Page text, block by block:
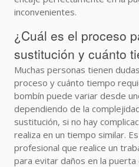
inconvenientes.
¿Cuál es el proceso
sustitución y cuánto
Muchas personas tienen
proceso y cuánto tiempo
bombín puede variar desde
dependiendo de la
sustitución, si no hay
realiza en un tiempo similar.
profesional que realice un
para evitar daños en la puerta